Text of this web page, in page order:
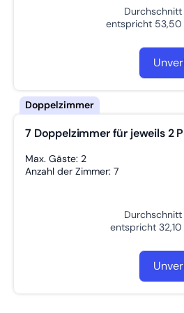
entspricht 53,50
7 Doppelzimmer für jeweils 2
Max. Gäste: 2
Anzahl der Zimmer: 7
entspricht